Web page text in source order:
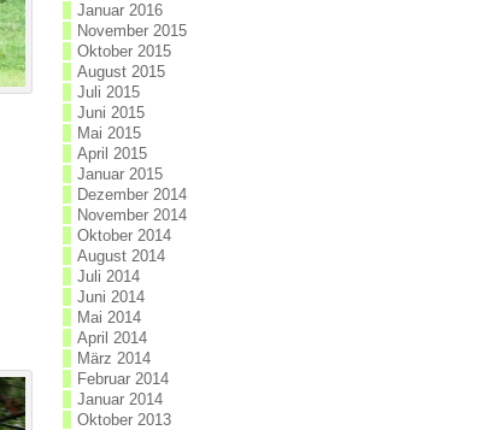
Januar 2016
November 2015
Oktober 2015
August 2015
Juli 2015
Juni 2015
Mai 2015
April 2015
Januar 2015
Dezember 2014
November 2014
Oktober 2014
August 2014
Juli 2014
Juni 2014
Mai 2014
April 2014
März 2014
Februar 2014
Januar 2014
Oktober 2013